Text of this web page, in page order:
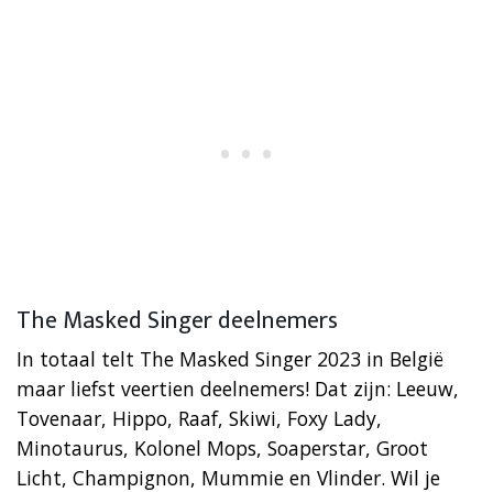
The Masked Singer deelnemers
In totaal telt The Masked Singer 2023 in België
maar liefst veertien deelnemers! Dat zijn: Leeuw,
Tovenaar, Hippo, Raaf, Skiwi, Foxy Lady,
Minotaurus, Kolonel Mops, Soaperstar, Groot
Licht, Champignon, Mummie en Vlinder. Wil je